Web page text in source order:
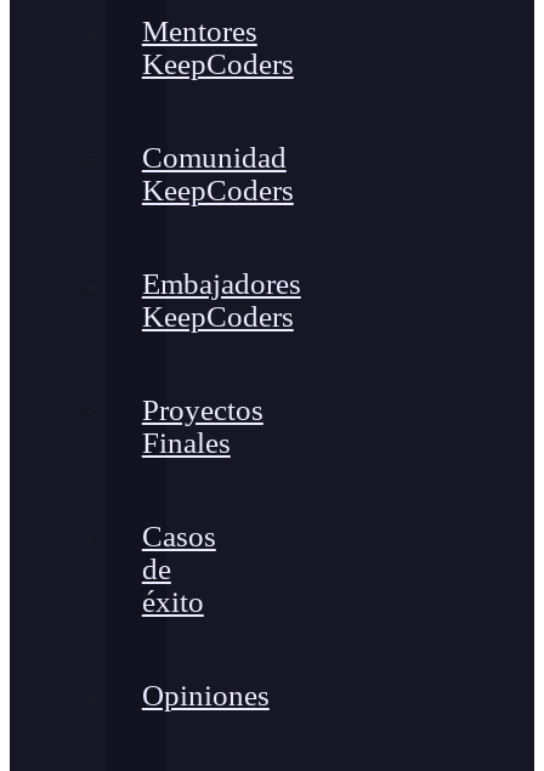
Mentores
KeepCoders
Comunidad
KeepCoders
Embajadores
KeepCoders
Proyectos
Finales
Casos
de
éxito
Opiniones